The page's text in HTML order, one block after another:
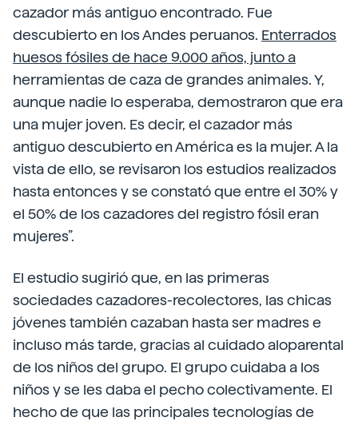
cazador más antiguo encontrado. Fue
descubierto en los Andes peruanos. Enterrados
huesos fósiles de hace 9.000 años, junto a
herramientas de caza de grandes animales. Y,
aunque nadie lo esperaba, demostraron que era
una mujer joven. Es decir, el cazador más
antiguo descubierto en América es la mujer. A la
vista de ello, se revisaron los estudios realizados
hasta entonces y se constató que entre el 30% y
el 50% de los cazadores del registro fósil eran
mujeres”.
El estudio sugirió que, en las primeras
sociedades cazadores-recolectores, las chicas
jóvenes también cazaban hasta ser madres e
incluso más tarde, gracias al cuidado aloparental
de los niños del grupo. El grupo cuidaba a los
niños y se les daba el pecho colectivamente. El
hecho de que las principales tecnologías de